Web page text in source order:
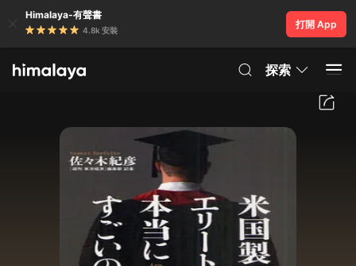
Himalaya-有聲書
4.8k 安裝
打開 App
探索